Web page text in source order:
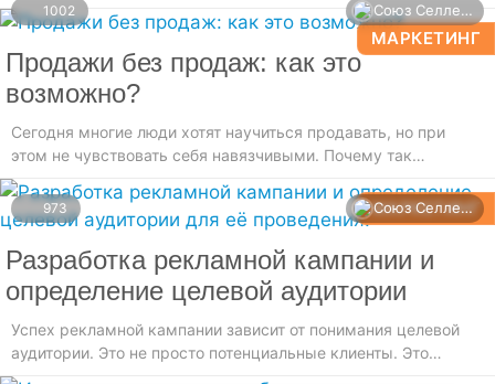
глубокие знания в области бизнеса с углубленным изучением
маркетинговых стратегий.
Продажи без продаж: как это
возможно?
МАРКЕТИНГ
1002 Союз Селлеров
Сегодня многие люди хотят научиться продавать, но при
этом не чувствовать себя навязчивыми. Почему так
происходит? Возможно, потому что слово «продажи»
ассоциируется с чем-то негативным: навязыванием,
втюхиванием или впариванием.
Разработка рекламной кампании и
определение целевой аудитории
МАРКЕТИНГ
973 Союз Селлеров
Успех рекламной кампании зависит от понимания целевой
аудитории. Это не просто потенциальные клиенты. Это
тщательно отобранные потребители. Компания стремится